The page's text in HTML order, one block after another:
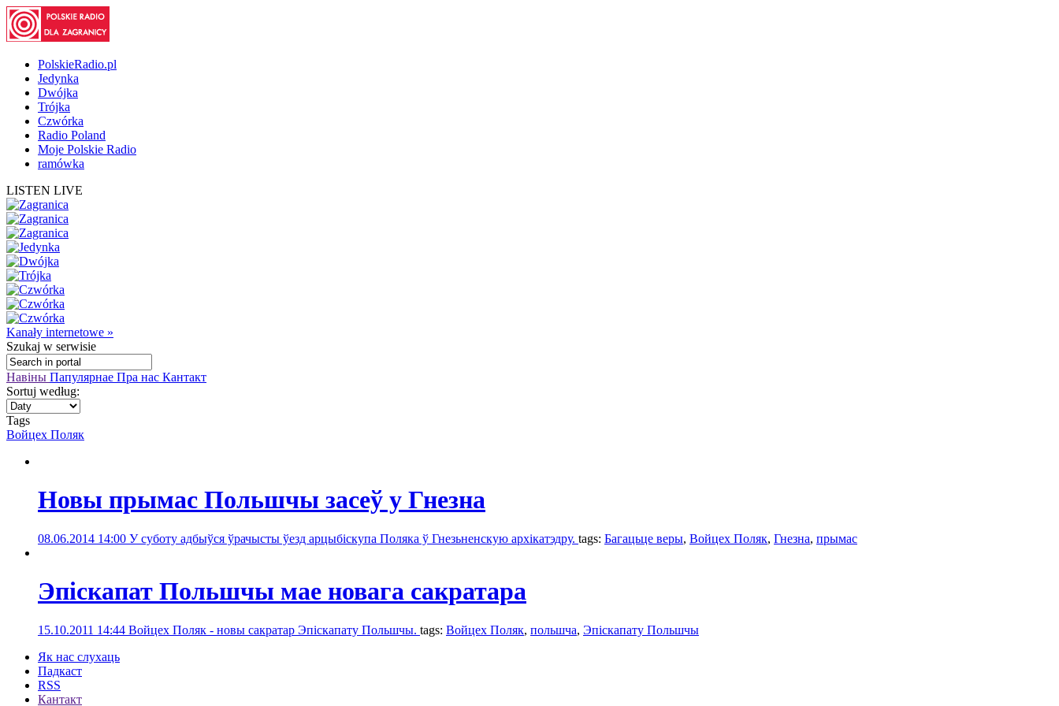
PolskieRadio.pl
Jedynka
Dwójka
Trójka
Czwórka
Radio Poland
Moje Polskie Radio
ramówka
LISTEN LIVE
Kanały internetowe »
Szukaj w serwisie
Навіны Папулярнае Пра нас Кантакт
Sortuj według:
Tags
Войцех Поляк
Новы прымас Польшчы засеў у Гнезна
08.06.2014 14:00 У суботу адбыўся ўрачысты ўезд арцыбіскупа Поляка ў Гнезьненскую архікатэдру. tags: Багацьце веры, Войцех Поляк, Гнезна, прымас
Эпіскапат Польшчы мае новага сакратара
15.10.2011 14:44 Войцех Поляк - новы сакратар Эпіскапату Польшчы. tags: Войцех Поляк, польшча, Эпіскапату Польшчы
Як нас слухаць
Падкаст
RSS
Кантакт